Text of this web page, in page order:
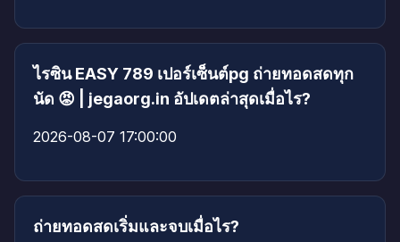
ไรซิน EASY 789 เปอร์เซ็นต์pg ถ่ายทอดสดทุก
นัด 😡 | jegaorg.in อัปเดตล่าสุดเมื่อไร?
2026-08-07 17:00:00
ถ่ายทอดสดเริ่มและจบเมื่อไร?